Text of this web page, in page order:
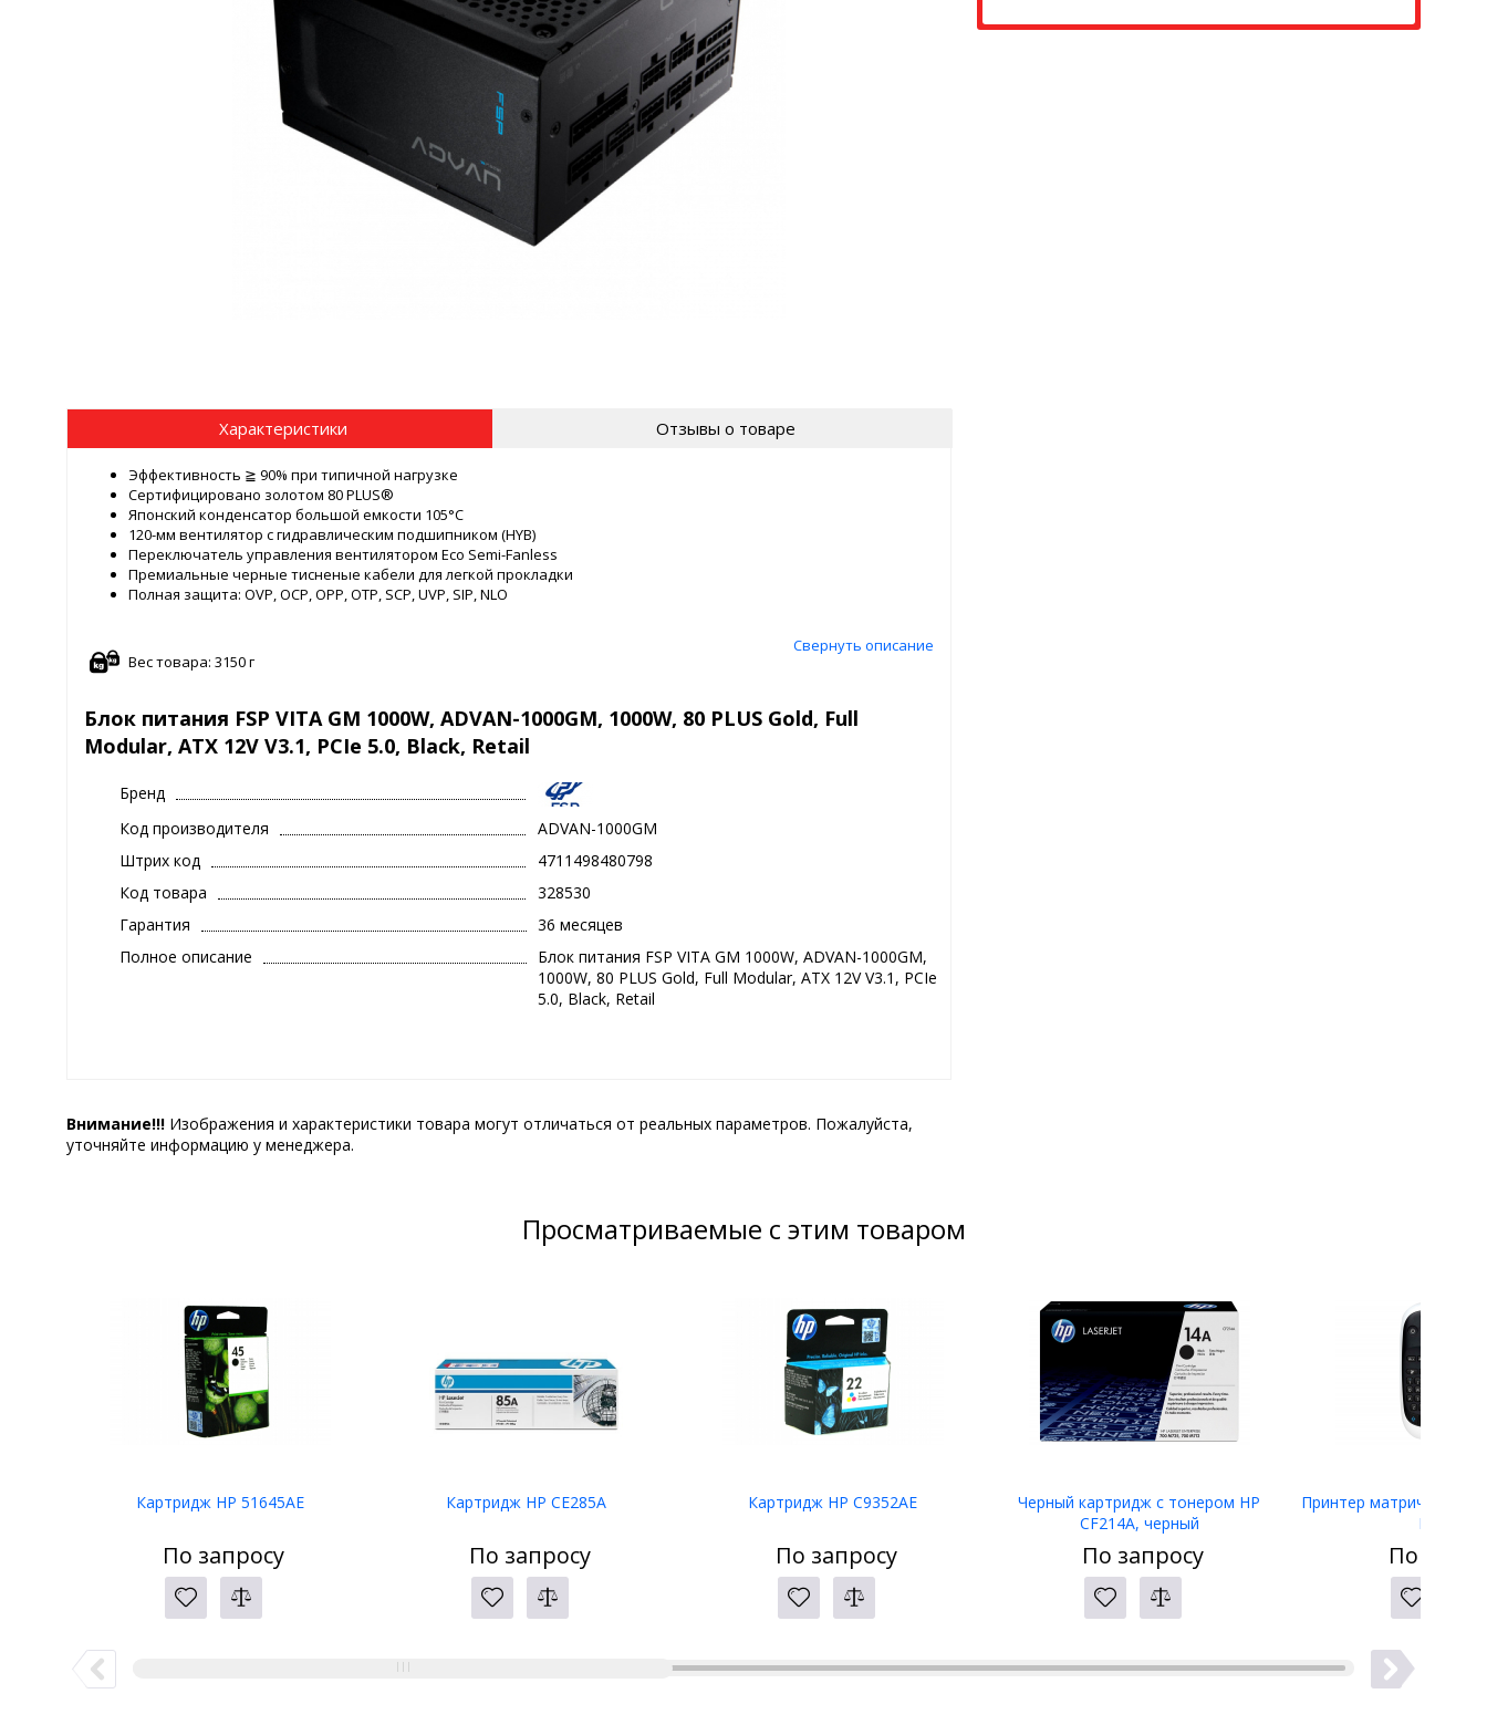
Характеристики Отзывы о товаре
Эффективность ≧ 90% при типичной нагрузке
Сертифицировано золотом 80 PLUS®
Японский конденсатор большой емкости 105°C
120-мм вентилятор с гидравлическим подшипником (HYB)
Переключатель управления вентилятором Eco Semi-Fanless
Премиальные черные тисненые кабели для легкой прокладки
Полная защита: OVP, OCP, OPP, OTP, SCP, UVP, SIP, NLO
Свернуть описание
Вес товара: 3150 г
Блок питания FSP VITA GM 1000W, ADVAN-1000GM, 1000W, 80 PLUS Gold, Full
Modular, ATX 12V V3.1, PCIe 5.0, Black, Retail
Бренд
Код производителя
ADVAN-1000GM
Штрих код
4711498480798
Код товара
328530
Гарантия
36 месяцев
Полное описание
Блок питания FSP VITA GM 1000W, ADVAN-1000GM,
1000W, 80 PLUS Gold, Full Modular, ATX 12V V3.1, PCIe
5.0, Black, Retail
Внимание!!! Изображения и характеристики товара могут отличаться от реальных параметров. Пожалуйста,
уточняйте информацию у менеджера.
Просматриваемые с этим товаром
Картридж HP 51645AE
По запросу
Картридж HP CE285A
По запросу
Картридж HP C9352AE
По запросу
Черный картридж с тонером HP
CF214A, черный
По запросу
Принтер матричный
LW-400
По